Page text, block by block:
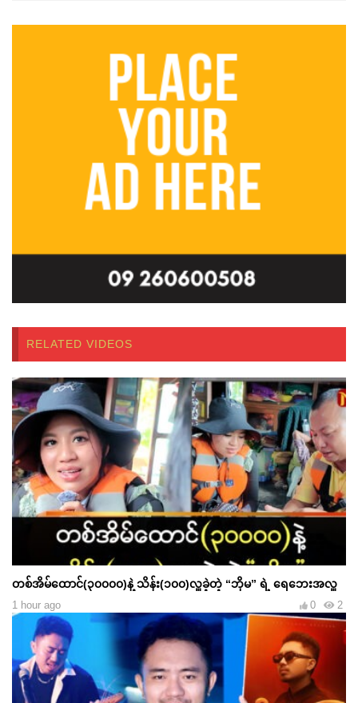
RELATED VIDEOS
တစ်အိမ်ထောင်(၃၀၀၀၀)နဲ့ သိန်း(၁၀၀)လှူခဲ့တဲ့ “ဘိုမ” ရဲ့ ရေဘေးအလှူ
1 hour ago 2
0